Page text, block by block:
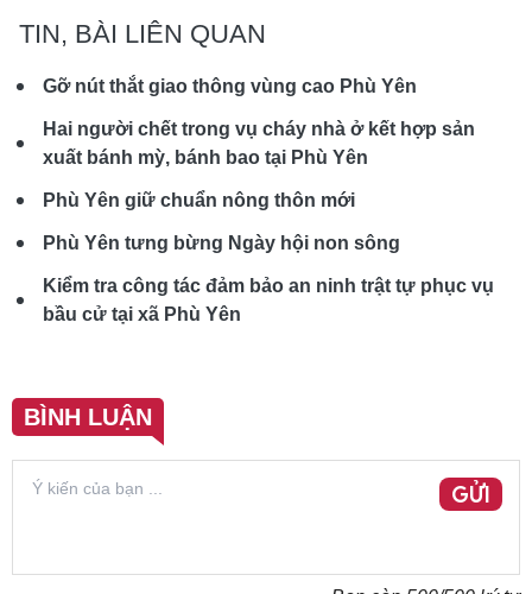
TIN, BÀI LIÊN QUAN
Gỡ nút thắt giao thông vùng cao Phù Yên
Hai người chết trong vụ cháy nhà ở kết hợp sản
xuất bánh mỳ, bánh bao tại Phù Yên
Phù Yên giữ chuẩn nông thôn mới
Phù Yên tưng bừng Ngày hội non sông
Kiểm tra công tác đảm bảo an ninh trật tự phục vụ
bầu cử tại xã Phù Yên
BÌNH LUẬN
GỬI